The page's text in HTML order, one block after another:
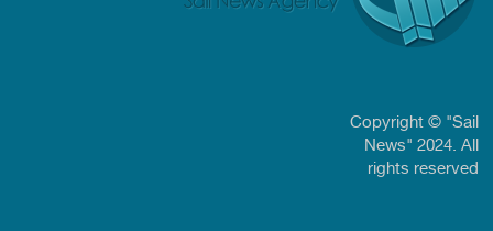
Copyright © "Sail
News" 2024. All
rights reserved